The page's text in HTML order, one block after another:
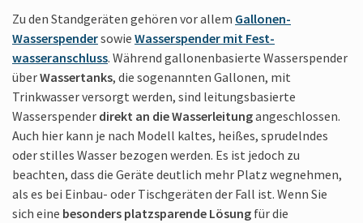
Zu den Standgeräten gehören vor allem Gallonen-
Wasserspendersowie Wasserspender mit Fest­
wasseranschluss. Während gallonenbasierte Wasserspender
überWassertanks, die sogenannten Gallonen, mit
Trinkwasser versorgt werden, sind leitungsbasierte
Wasserspender direkt an die Wasserleitungangeschlossen.
Auch hier kann je nach Modell kaltes, heißes, sprudelndes
oder stilles Wasser bezogen werden. Es ist jedoch zu
beachten, dass die Geräte deutlich mehr Platz wegnehmen,
als es bei Einbau- oder Tischgeräten der Fall ist. Wenn Sie
sich eine besonders platzsparende Lösung für die